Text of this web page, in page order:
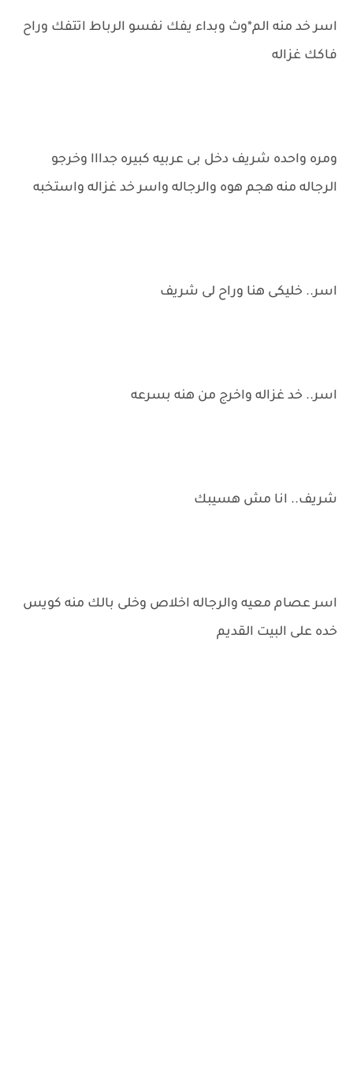
اسر خد منه الم*وث وبداء يفك نفسو الرباط اتتفك وراح
فاكك غزاله
ومره واحده شريف دخل بى عربيه كبيره جدااا وخرجو
الرجاله منه هجم هوه والرجاله واسر خد غزاله واستخبه
اسر.. خليكى هنا وراح لى شريف
اسر.. خد غزاله واخرج من هنه بسرعه
شريف.. انا مش هسيبك
اسر عصام معيه والرجاله اخلاص وخلى بالك منه كويس
خده على البيت القديم